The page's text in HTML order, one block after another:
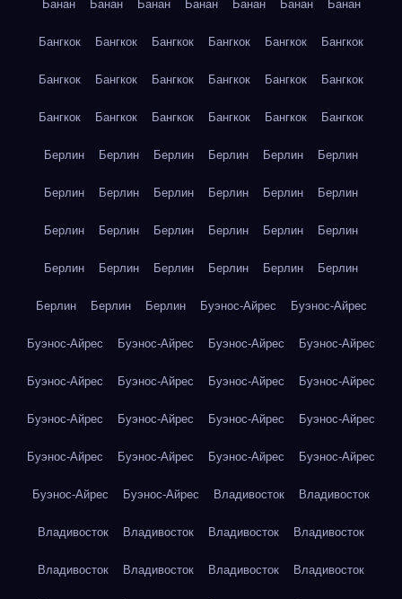
Банан Банан Банан Банан Банан Банан Банан
Бангкок Бангкок Бангкок Бангкок Бангкок Бангкок
Бангкок Бангкок Бангкок Бангкок Бангкок Бангкок
Бангкок Бангкок Бангкок Бангкок Бангкок Бангкок
Берлин Берлин Берлин Берлин Берлин Берлин
Берлин Берлин Берлин Берлин Берлин Берлин
Берлин Берлин Берлин Берлин Берлин Берлин
Берлин Берлин Берлин Берлин Берлин Берлин
Берлин Берлин Берлин Буэнос-Айрес Буэнос-Айрес
Буэнос-Айрес Буэнос-Айрес Буэнос-Айрес Буэнос-Айрес
Буэнос-Айрес Буэнос-Айрес Буэнос-Айрес Буэнос-Айрес
Буэнос-Айрес Буэнос-Айрес Буэнос-Айрес Буэнос-Айрес
Буэнос-Айрес Буэнос-Айрес Буэнос-Айрес Буэнос-Айрес
Буэнос-Айрес Буэнос-Айрес Владивосток Владивосток
Владивосток Владивосток Владивосток Владивосток
Владивосток Владивосток Владивосток Владивосток